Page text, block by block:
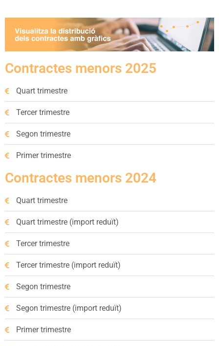
Contractes menors 2025
Quart trimestre
Tercer trimestre
Segon trimestre
Primer trimestre
Contractes menors 2024
Quart trimestre
Quart trimestre (import reduït)
Tercer trimestre
Tercer trimestre (import reduït)
Segon trimestre
Segon trimestre (import reduït)
Primer trimestre